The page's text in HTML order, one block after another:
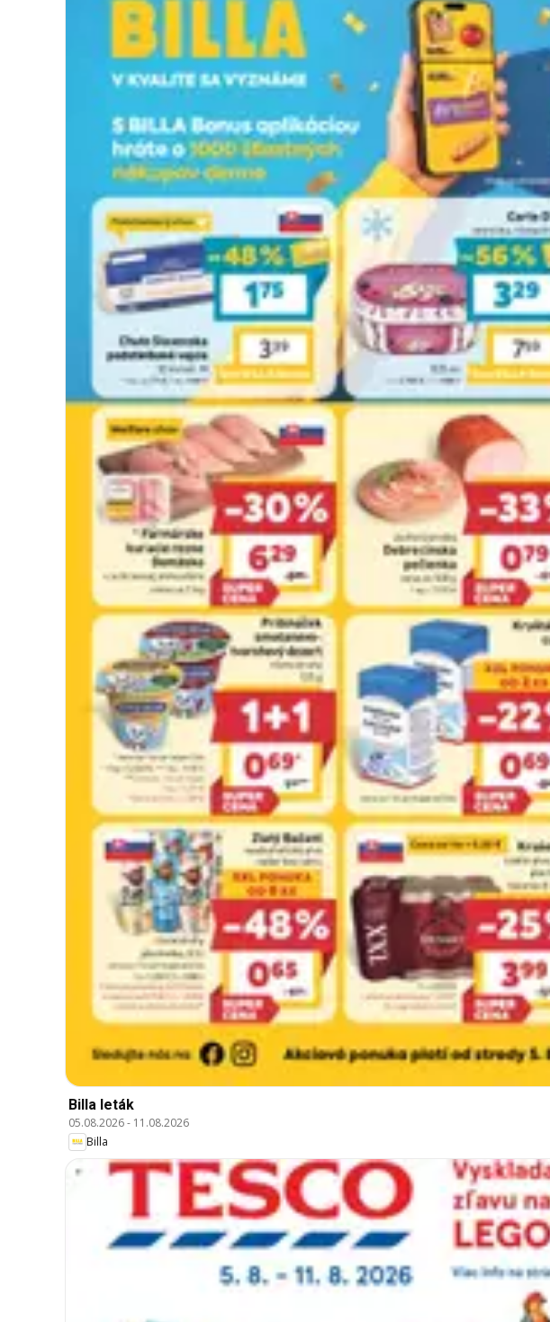
Billa leták
05.08.2026- 11.08.2026
Billa